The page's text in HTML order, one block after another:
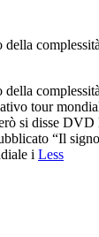
tour
si disse
“Il
i Less